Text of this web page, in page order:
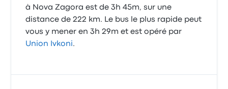
à Nova Zagora est de 3h 45m, sur une
distance de 222 km. Le bus le plus rapide peut
vous y mener en 3h 29m et est opéré par
Union Ivkoni.